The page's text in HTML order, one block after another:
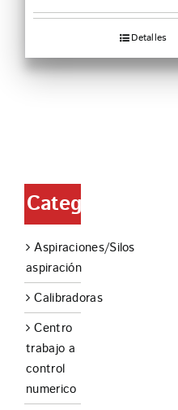
Detalles
Categorías
Aspiraciones/Silos
aspiración
Calibradoras
Centro
trabajo a
control
numerico